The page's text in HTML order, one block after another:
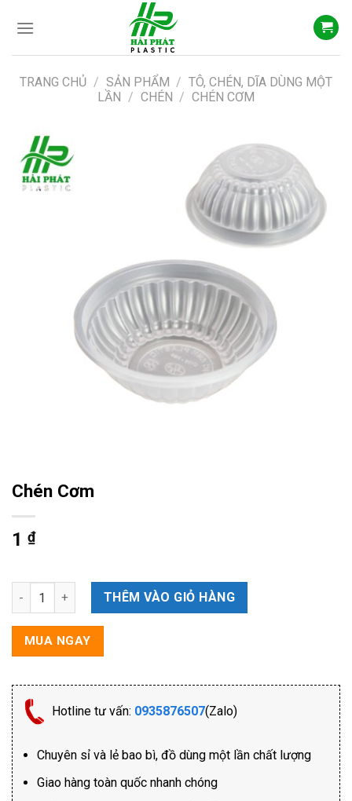
TRANG CHỦ / SẢN PHẨM / TÔ, CHÉN, DĨA DÙNG MỘT
LẦN / CHÉN / CHÉN CƠM
Chén Cơm
1 ₫
Chén Cơm số lượngTHÊM VÀO GIỎ HÀNG
MUA NGAY
Hotline tư vấn: 0935876507(Zalo)
Chuyên sỉ và lẻ bao bì, đồ dùng một lần chất lượng
Giao hàng toàn quốc nhanh chóng